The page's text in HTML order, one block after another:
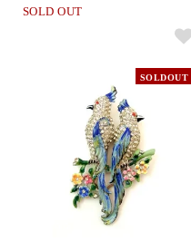
SOLD OUT
SOLDOUT